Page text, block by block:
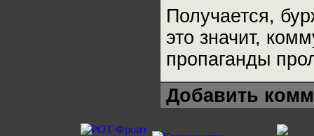
Получается,
это значит,
пропаганды
Добавить